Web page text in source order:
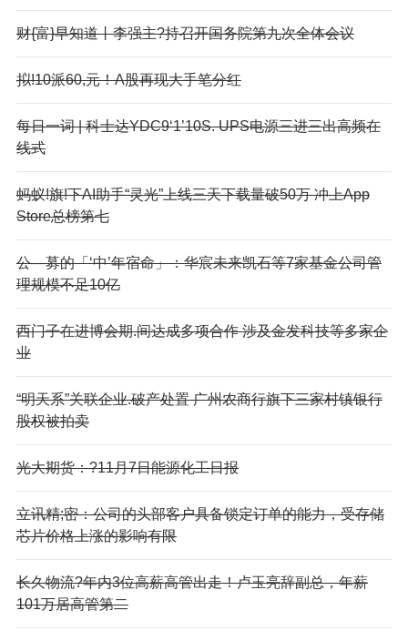
财{富}早知道丨李强主?持召开国务院第九次全体会议
拟!10派60,元！A股再现大手笔分红
每日一词 | 科士达YDC9‘1’10S. UPS电源三进三出高频在
线式
蚂蚁!旗!下AI助手“灵光”上线三天下载量破50万 冲上App
Store总榜第七
公—募的「‘中’年宿命」：华宸未来凯石等7家基金公司管
理规模不足10亿
西门子在进博会期.间达成多项合作 涉及金发科技等多家企
业
“明天系”关联企业.破产处置 广州农商行旗下三家村镇银行
股权被拍卖
光大期货：?11月7日能源化工日报
立讯精;密：公司的头部客户具备锁定订单的能力，受存储
芯片价格上涨的影响有限
长久物流?年内3位高薪高管出走！卢玉亮辞副总，年薪
101万居高管第二